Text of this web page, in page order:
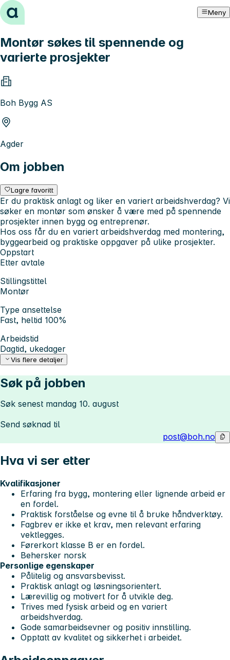
Hopp til innhold Meny
Montør søkes til spennende og
varierte prosjekter
Boh Bygg AS
Agder
Om jobben
Lagre favoritt
Er du praktisk anlagt og liker en variert arbeidshverdag? Vi
søker en montør som ønsker å være med på spennende
prosjekter innen bygg og entreprenør.
Hos oss får du en variert arbeidshverdag med montering,
byggearbeid og praktiske oppgaver på ulike prosjekter.
Oppstart
Etter avtale
Stillingstittel
Montør
Type ansettelse
Fast, heltid 100%
Arbeidstid
Dagtid, ukedager
Vis flere detaljer
Søk på jobben
Søk senest mandag 10. august
Send søknad til
post@boh.no
Hva vi ser etter
Kvalifikasjoner
Erfaring fra bygg, montering eller lignende arbeid er
en fordel.
Praktisk forståelse og evne til å bruke håndverktøy.
Fagbrev er ikke et krav, men relevant erfaring
vektlegges.
Førerkort klasse B er en fordel.
Behersker norsk
Personlige egenskaper
Pålitelig og ansvarsbevisst.
Praktisk anlagt og løsningsorientert.
Lærevillig og motivert for å utvikle deg.
Trives med fysisk arbeid og en variert
arbeidshverdag.
Gode samarbeidsevner og positiv innstilling.
Opptatt av kvalitet og sikkerhet i arbeidet.